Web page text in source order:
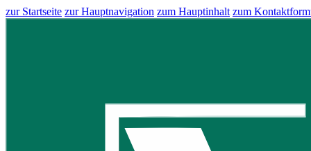
zur Startseite zur Hauptnavigation zum Hauptinhalt zum